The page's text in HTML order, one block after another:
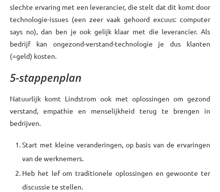
slechte ervaring met een leverancier, die stelt dat dit komt door
technologie-issues (een zeer vaak gehoord excuus: computer
says no), dan ben je ook gelijk klaar met die leverancier. Als
bedrijf kan ongezond-verstand-technologie je dus klanten
(=geld) kosten.
5-stappenplan
Natuurlijk komt Lindstrom ook met oplossingen om gezond
verstand, empathie en menselijkheid terug te brengen in
bedrijven.
Start met kleine veranderingen, op basis van de ervaringen
van de werknemers.
Heb het lef om traditionele oplossingen en gewoonte ter
discussie te stellen.